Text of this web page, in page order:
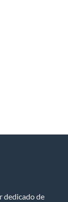
dedicado de